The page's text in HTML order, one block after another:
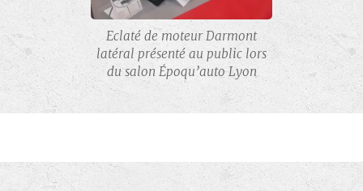
Eclaté de moteur Darmont
latéral présenté au public lors
du salon Époqu’auto Lyon